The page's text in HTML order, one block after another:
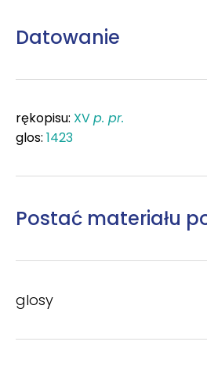
Datowanie
rękopisu: XVp. pr.
glos: 1423
Postać materiału
glosy